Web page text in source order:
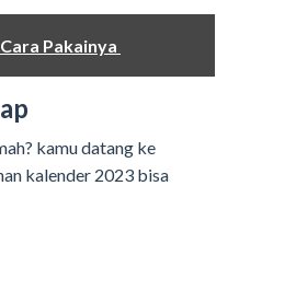
Pakainya
kamu datang ke
kalender 2023 bisa